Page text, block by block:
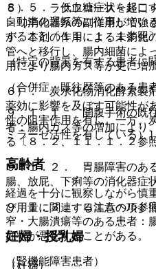
５）． ラクツロース＜経口
＞［消化器系の副作用が増強
が、本剤の作用による未消化
管へと移行し、腸内細菌によ
用により腸内ガス等が更に増
６）． 炭水化物消化酵素製
薬効に影響を及ぼす可能性が
性の阻害作用を有し、一方、
ミラーゼ活性を有している）
高齢者
経過を十分に観察しながら慎
び用量に関連する注意の項参
妊婦・授乳婦
（妊婦）
８．５． 低血糖症状を起こ
自動車の運転等に従事してい
すること〔１１．１．１参照
（特定の背景を有する患者に
（合併症・既往歴等のある患
９．１．１． 開腹手術の既
者：腸内ガス等の増加により
る〔８．２、１１．１．２参
９．１．２． 胃腸障害のあ
腸、放屁、下痢等の消化器症
９．１．３． ロエムヘルド
窄・大腸潰瘍等のある患者：
症状が悪化することがある。
（腎機能障害患者）